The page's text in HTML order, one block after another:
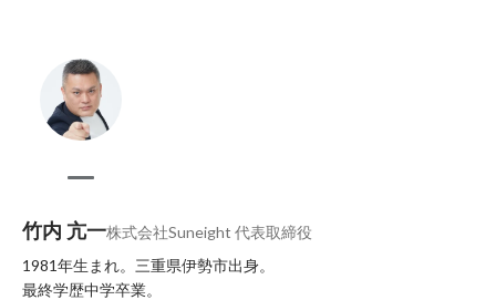
竹内 亢一株式会社Suneight 代表取締役
1981年生まれ。三重県伊勢市出身。
最終学歴中学卒業。